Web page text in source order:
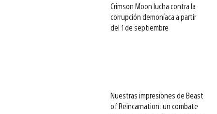
Crimson Moon lucha contra la
corrupción demoníaca a partir
del 1 de septiembre
Nuestras impresiones de Beast
of Reincarnation: un combate